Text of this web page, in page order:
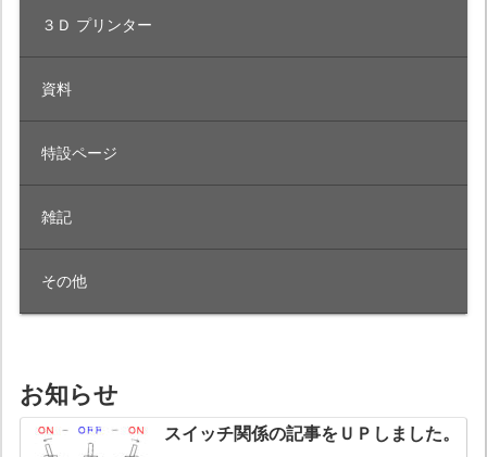
３Ｄ プリンター
資料
特設ページ
雑記
その他
お知らせ
スイッチ関係の記事をＵＰしました。